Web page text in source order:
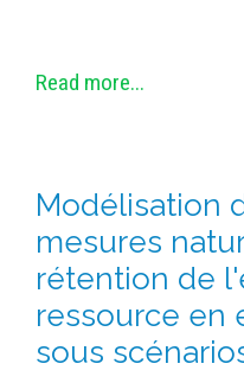
Read more...
Modélisation
mesures
rétention de
ressource en
sous